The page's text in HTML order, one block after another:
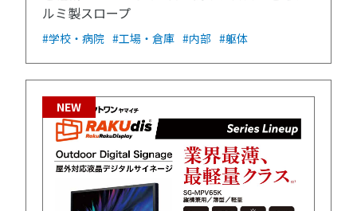
ルミ製スロープ
#学校・病院 #工場・倉庫 #内部 #躯体
NEW